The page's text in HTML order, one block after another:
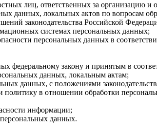
лиц, ответственных за организацию и
данных, локальных актов по вопросам
законодательства Российской
системах персональных данных;
персональных данных в
федеральному закону и принятым в
данных, локальным актам;
данных, с положениями
в отношении обработки
информации;
данных.